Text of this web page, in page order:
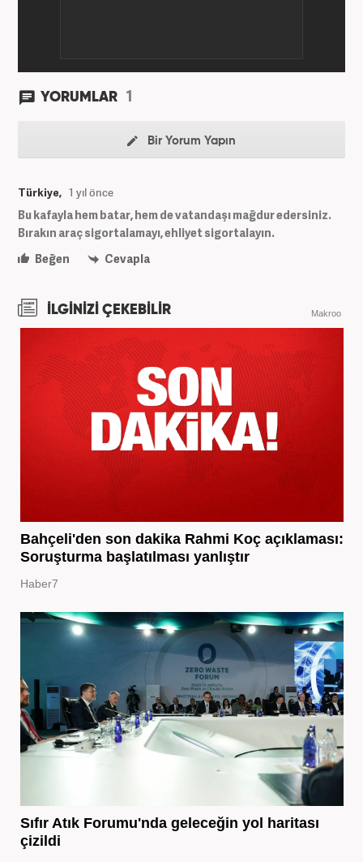
YORUMLAR 1
Bir Yorum Yapın
Türkiye, 1 yıl önce
Bu kafayla hem batar, hem de vatandaşı mağdur edersiniz.
Bırakın araç sigortalamayı, ehliyet sigortalayın.
Beğen
Cevapla
İLGİNİZİ ÇEKEBİLİR Makroo
Bahçeli'den son dakika Rahmi Koç açıklaması:
Soruşturma başlatılması yanlıştır
Haber7
Sıfır Atık Forumu'nda geleceğin yol haritası
çizildi